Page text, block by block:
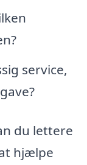
service,
du lettere
hjælpe